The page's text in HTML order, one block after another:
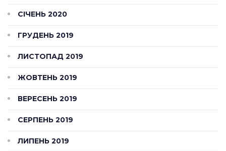
СІЧЕНЬ 2020
ГРУДЕНЬ 2019
ЛИСТОПАД 2019
ЖОВТЕНЬ 2019
ВЕРЕСЕНЬ 2019
СЕРПЕНЬ 2019
ЛИПЕНЬ 2019